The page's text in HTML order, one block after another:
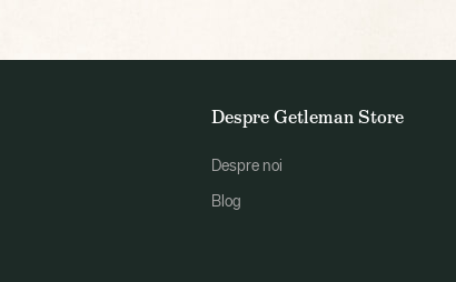
Despre Getleman Store
Despre noi
Blog